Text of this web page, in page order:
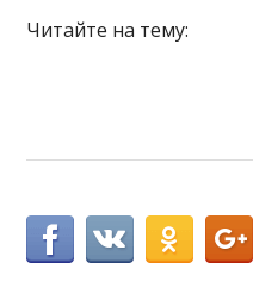
Читайте на тему: